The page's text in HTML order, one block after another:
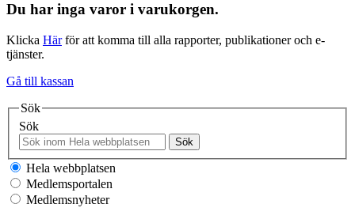
Du har inga varor i varukorgen.
Klicka Härför att komma till alla rapporter, publikationer och e-
tjänster.
Gå till kassan
Sök
Sök
Sök
Hela webbplatsen
Medlemsportalen
Medlemsnyheter